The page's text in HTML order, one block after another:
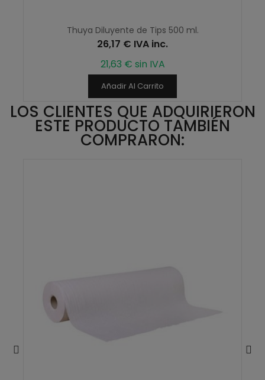
Thuya Diluyente de Tips 500 ml.
26,17 € IVA inc.
21,63 € sin IVA
Añadir Al Carrito
LOS CLIENTES QUE ADQUIRIERON
ESTE PRODUCTO TAMBIÉN
COMPRARON: